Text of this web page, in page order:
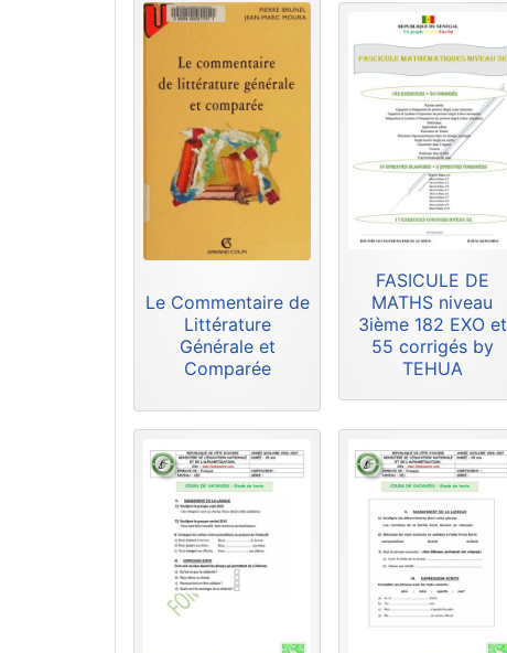
Le Commentaire de
Littérature
Générale et
Comparée
FASICULE DE
MATHS niveau
3ième 182 EXO et
55 corrigés by
TEHUA